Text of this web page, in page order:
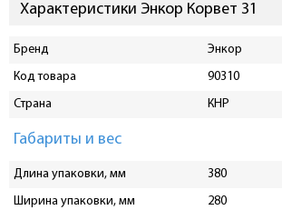
Характеристики Энкор Корвет 31
Бренд
Энкор
Код товара
90310
Страна
КНР
Габариты и вес
Длина упаковки, мм
380
Ширина упаковки, мм
280